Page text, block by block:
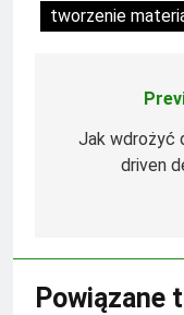
tworzenie
Nawigacja
wpisu
Jak wdrożyć
driven
Powiązane